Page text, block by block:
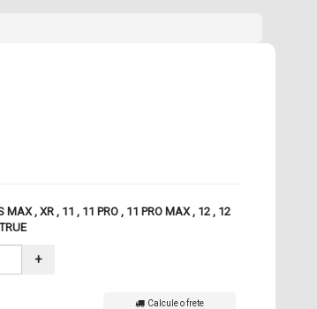
MAX , XR , 11 , 11 PRO , 11 PRO MAX , 12 , 12
+
Calcule o frete